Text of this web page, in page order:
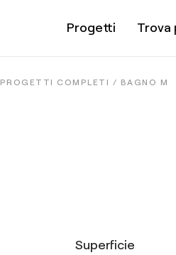
Progetti Trova
PROGETTI COMPLETI / BAGNO M
Superficie